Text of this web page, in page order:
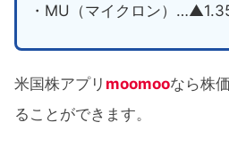
・MU（マイクロン）
米国株アプリ moomooなら株
ることができます。